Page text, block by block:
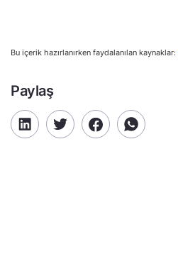
Bu içerik hazırlanırken faydalanılan kaynaklar:
Paylaş